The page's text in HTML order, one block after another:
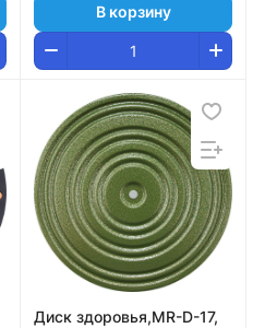
В корзину
Диск здоровья,MR-D-17,